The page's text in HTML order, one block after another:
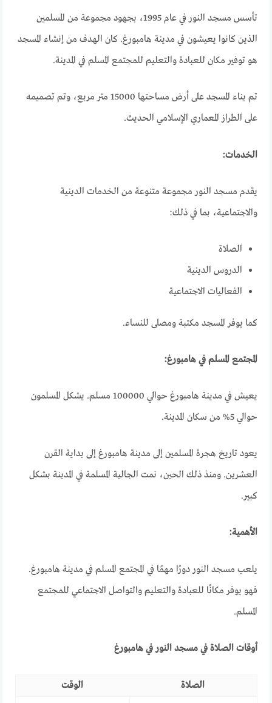
تأسس مسجد النور في عام 1995، بجهود مجموعة من المسلمين
الذين كانوا يعيشون في مدينة هامبورغ. كان الهدف من إنشاء المسجد
هو توفير مكان للعبادة والتعليم للمجتمع المسلم في المدينة.
تم بناء المسجد على أرض مساحتها 15000 متر مربع، وتم تصميمه
على الطراز المعماري الإسلامي الحديث.
الخدمات:
يقدم مسجد النور مجموعة متنوعة من الخدمات الدينية
والاجتماعية، بما في ذلك:
الصلاة
الدروس الدينية
الفعاليات الاجتماعية
كما يوفر المسجد مكتبة ومصلى للنساء.
المجتمع المسلم في هامبورغ:
يعيش في مدينة هامبورغ حوالي 100000 مسلم. يشكل المسلمون
حوالي 5% من سكان المدينة.
يعود تاريخ هجرة المسلمين إلى مدينة هامبورغ إلى بداية القرن
العشرين. ومنذ ذلك الحين، نمت الجالية المسلمة في المدينة بشكل
كبير.
الأهمية:
يلعب مسجد النور دورًا مهمًا في المجتمع المسلم في مدينة هامبورغ.
فهو يوفر مكانًا للعبادة والتعليم والتواصل الاجتماعي للمجتمع
المسلم.
أوقات الصلاة في مسجد النور في هامبورغ
الصلاة الوقت